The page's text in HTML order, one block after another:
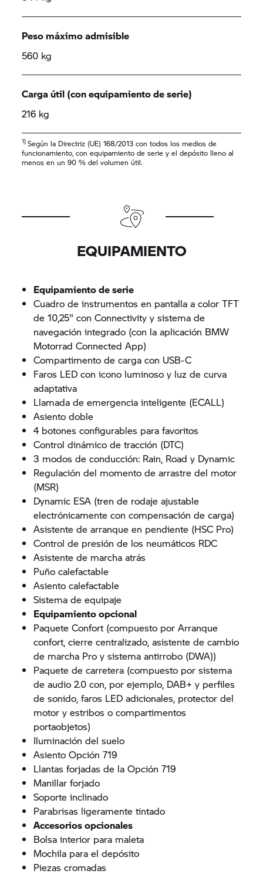
Peso máximo admisible
560 kg
Carga útil (con equipamiento de serie)
216 kg
1)Según la Directriz (UE) 168/2013 con todos los medios de
funcionamiento, con equipamiento de serie y el depósito lleno al
menos en un 90 % del volumen útil.
EQUIPAMIENTO
Equipamiento de serie
Cuadro de instrumentos en pantalla a color TFT
de 10,25" con Connectivity y sistema de
navegación integrado (con la aplicación BMW
Motorrad Connected App)
Compartimento de carga con USB-C
Faros LED con icono luminoso y luz de curva
adaptativa
Llamada de emergencia inteligente (ECALL)
Asiento doble
4 botones configurables para favoritos
Control dinámico de tracción (DTC)
3 modos de conducción: Rain, Road y Dynamic
Regulación del momento de arrastre del motor
(MSR)
Dynamic ESA (tren de rodaje ajustable
electrónicamente con compensación de carga)
Asistente de arranque en pendiente (HSC Pro)
Control de presión de los neumáticos RDC
Asistente de marcha atrás
Puño calefactable
Asiento calefactable
Sistema de equipaje
Equipamiento opcional
Paquete Confort (compuesto por Arranque
confort, cierre centralizado, asistente de cambio
de marcha Pro y sistema antirrobo (DWA))
Paquete de carretera (compuesto por sistema
de audio 2.0 con, por ejemplo, DAB+ y perfiles
de sonido, faros LED adicionales, protector del
motor y estribos o compartimentos
portaobjetos)
Iluminación del suelo
Asiento Opción 719
Llantas forjadas de la Opción 719
Manillar forjado
Soporte inclinado
Parabrisas ligeramente tintado
Accesorios opcionales
Bolsa interior para maleta
Mochila para el depósito
Piezas cromadas